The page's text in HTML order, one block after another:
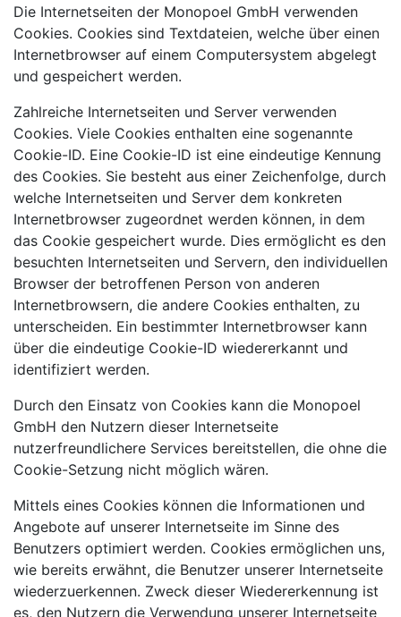
Die Internetseiten der Monopoel GmbH verwenden
Cookies. Cookies sind Textdateien, welche über einen
Internetbrowser auf einem Computersystem abgelegt
und gespeichert werden.
Zahlreiche Internetseiten und Server verwenden
Cookies. Viele Cookies enthalten eine sogenannte
Cookie-ID. Eine Cookie-ID ist eine eindeutige Kennung
des Cookies. Sie besteht aus einer Zeichenfolge, durch
welche Internetseiten und Server dem konkreten
Internetbrowser zugeordnet werden können, in dem
das Cookie gespeichert wurde. Dies ermöglicht es den
besuchten Internetseiten und Servern, den individuellen
Browser der betroffenen Person von anderen
Internetbrowsern, die andere Cookies enthalten, zu
unterscheiden. Ein bestimmter Internetbrowser kann
über die eindeutige Cookie-ID wiedererkannt und
identifiziert werden.
Durch den Einsatz von Cookies kann die Monopoel
GmbH den Nutzern dieser Internetseite
nutzerfreundlichere Services bereitstellen, die ohne die
Cookie-Setzung nicht möglich wären.
Mittels eines Cookies können die Informationen und
Angebote auf unserer Internetseite im Sinne des
Benutzers optimiert werden. Cookies ermöglichen uns,
wie bereits erwähnt, die Benutzer unserer Internetseite
wiederzuerkennen. Zweck dieser Wiedererkennung ist
es, den Nutzern die Verwendung unserer Internetseite